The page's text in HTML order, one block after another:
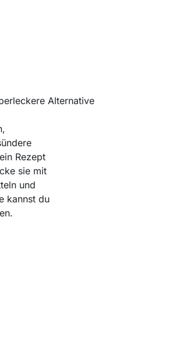
Alternative
Rezept
sie mit
und
kannst du